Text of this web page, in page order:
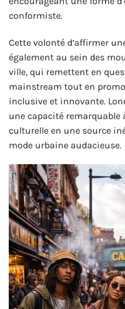
conformiste.
Cette volonté d’affirmer
également au sein des
ville, qui remettent en
mainstream tout en
inclusive et innovante.
une capacité
culturelle en une source
mode urbaine audacieuse.